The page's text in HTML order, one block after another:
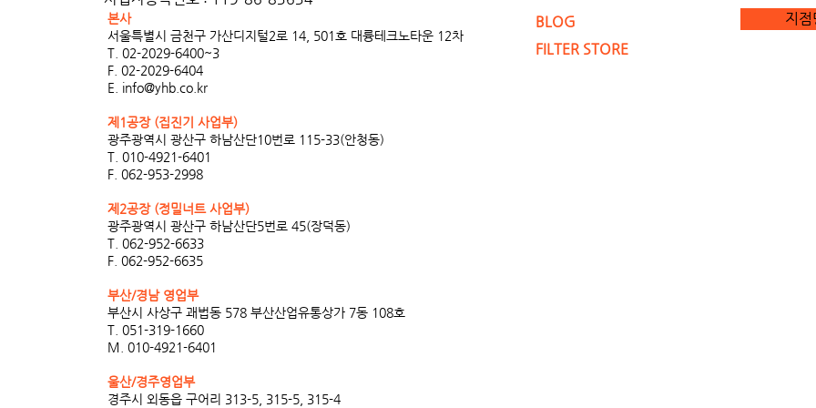
본사
서울특별시 금천구 가산디지털2로 14, 501호 대륭테크노타운 12차
T. 02-2029-6400~3
F. 02-2029-6404
E. info@yhb.co.kr
제1공장 (집진기 사업부)
광주광역시 광산구 하남산단10번로 115-33(안청동)
T. 010-4921-6401
F. 062-953-2998
제2공장 (정밀너트 사업부)
광주광역시 광산구 하남산단5번로 45(장덕동)
T. 062-952-6633
F. 062-952-6635
​부산/경남 영업부
부산시 사상구 괘법동 578 부산산업유통상가 7동 108호
T. 051-319-1660
M. 010-4921-6401
울산/경주영업부
경주시 외동읍 구어리 313-5, 315-5, 315-4
BLOG
FILTER STORE
지점